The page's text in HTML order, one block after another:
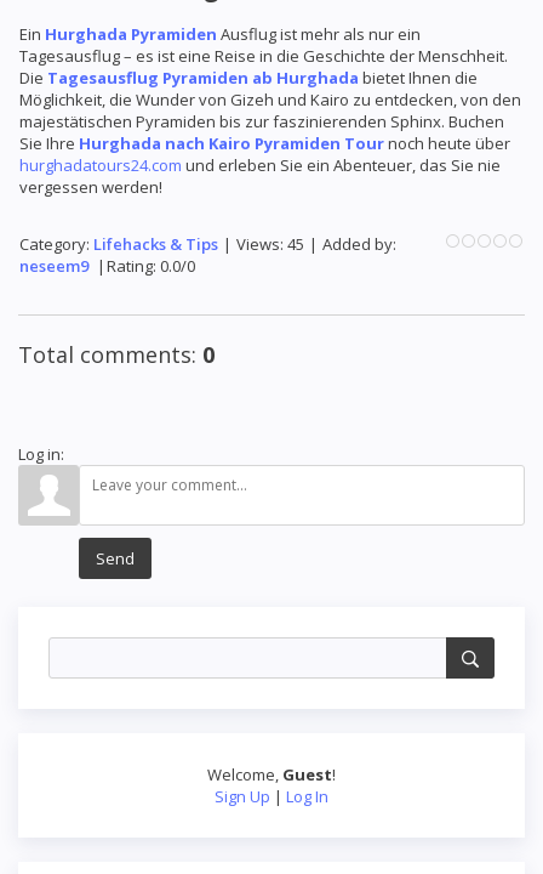
Welcome, Guest!
Sign Up | Log In
Ein Hurghada Pyramiden Ausflug ist mehr als nur ein
Tagesausflug – es ist eine Reise in die Geschichte der Menschheit.
Die Tagesausflug Pyramiden ab Hurghada bietet Ihnen die
Möglichkeit, die Wunder von Gizeh und Kairo zu entdecken, von den
majestätischen Pyramiden bis zur faszinierenden Sphinx. Buchen
Sie Ihre Hurghada nach Kairo Pyramiden Tournoch heute über
hurghadatours24.com und erleben Sie ein Abenteuer, das Sie nie
vergessen werden!
Category: Lifehacks & Tips | Views: 45 | Added by:
neseem9 | Rating: 0.0/0
Total comments: 0
Log in:
Send